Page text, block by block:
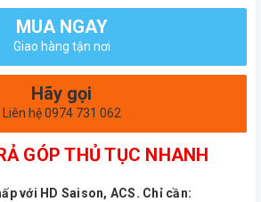
MUA NGAY
Giao hàng tận nơi
Hãy gọi
Liên hệ 0974 731 062
GÓP THỦ TỤC NHANH
với HD Saison, ACS. Chỉ cần: